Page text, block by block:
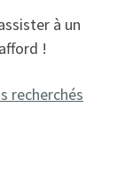
à un
!